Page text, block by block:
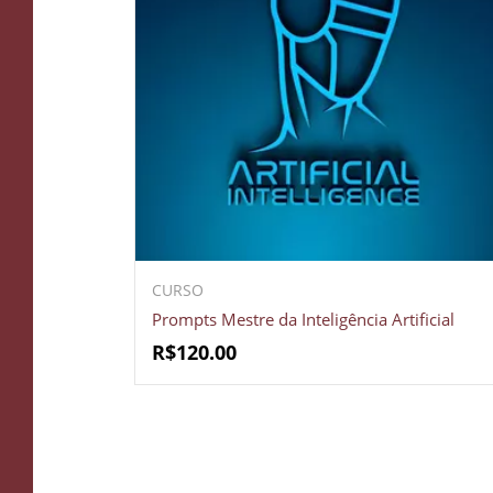
CURSO
Prompts Mestre da Inteligência Artificial
R$120.00